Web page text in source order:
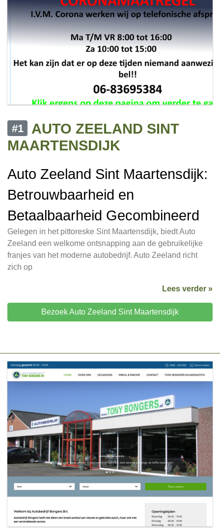
#1
AUTO ZEELAND SINT
MAARTENSDIJK
Auto Zeeland Sint Maartensdijk:
Betrouwbaarheid en
Betaalbaarheid Gecombineerd
Gelegen in het pittoreske Sint Maartensdijk, biedt Auto
Zeeland een welkome ontsnapping aan de gebruikelijke
franjes van het moderne autobedrijf. Auto Zeeland richt
zich op
Lees verder »
Bezoek Auto Zeeland Sint Maartensdijk